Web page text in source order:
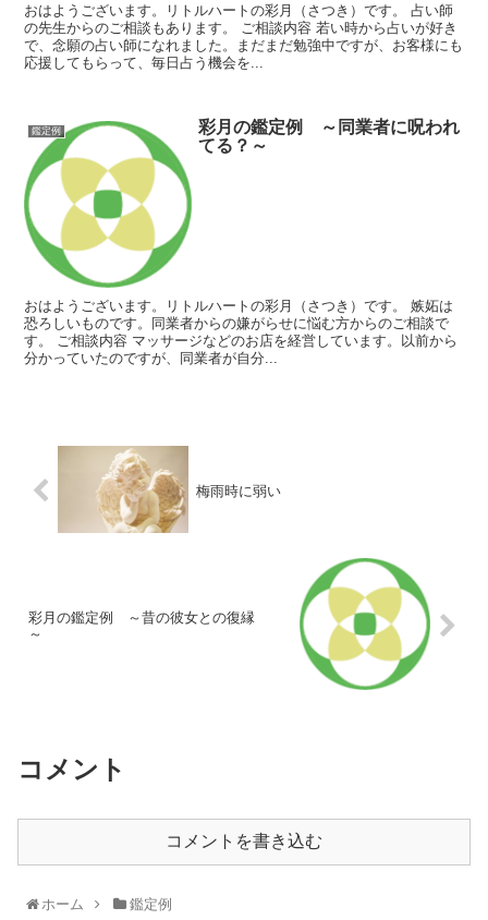
おはようございます。リトルハートの彩月（さつき）です。 占い師
の先生からのご相談もあります。 ご相談内容 若い時から占いが好き
で、念願の占い師になれました。まだまだ勉強中ですが、お客様にも
応援してもらって、毎日占う機会を...
鑑定例
彩月の鑑定例 ～同業者に呪われ
てる？～
おはようございます。リトルハートの彩月（さつき）です。 嫉妬は
恐ろしいものです。同業者からの嫌がらせに悩む方からのご相談で
す。 ご相談内容 マッサージなどのお店を経営しています。以前から
分かっていたのですが、同業者が自分...
梅雨時に弱い
彩月の鑑定例 ～昔の彼女との復縁
～
コメント
コメントを書き込む
ホーム 鑑定例